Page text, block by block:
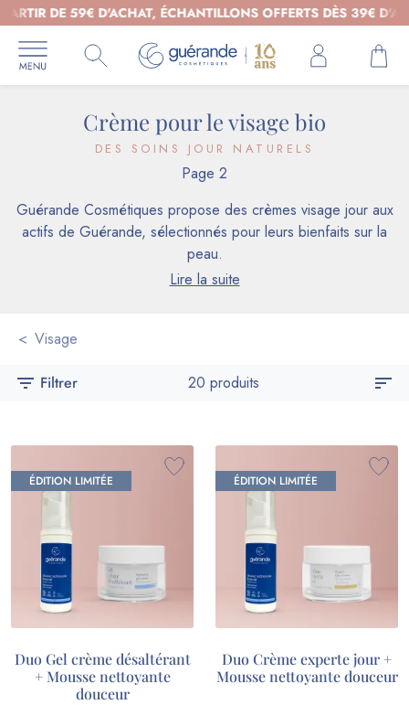
DE 59€ D'ACHAT, ÉCHANTILLONS OFFERTS DÈS 39€
Crème pour le visage bio
DES SOINS JOUR NATURELS
Page 2
Guérande Cosmétiques propose des crèmes visage jour aux
actifs de Guérande, sélectionnés pour leurs bienfaits sur la
peau.
Lire la suite
Visage
filter_list Filtrer 20 produits sort
ÉDITION LIMITÉE
Duo Gel crème désaltérant
+ Mousse nettoyante
douceur
ÉDITION LIMITÉE
Duo Crème experte jour +
Mousse nettoyante douceur